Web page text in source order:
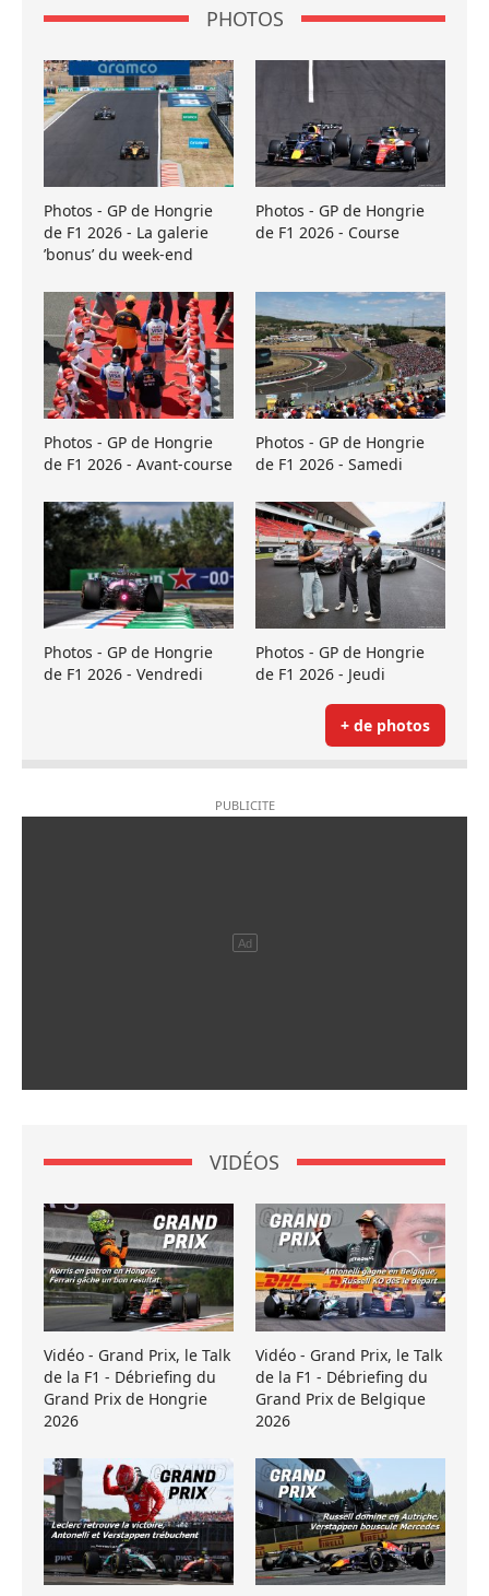
PHOTOS
Photos - GP de Hongrie
de F1 2026 - La galerie
’bonus’ du week-end
Photos - GP de Hongrie
de F1 2026 - Course
Photos - GP de Hongrie
de F1 2026 - Avant-course
Photos - GP de Hongrie
de F1 2026 - Samedi
Photos - GP de Hongrie
de F1 2026 - Vendredi
Photos - GP de Hongrie
de F1 2026 - Jeudi
+ de photos
VIDÉOS
Vidéo - Grand Prix, le Talk
de la F1 - Débriefing du
Grand Prix de Hongrie
2026
Vidéo - Grand Prix, le Talk
de la F1 - Débriefing du
Grand Prix de Belgique
2026